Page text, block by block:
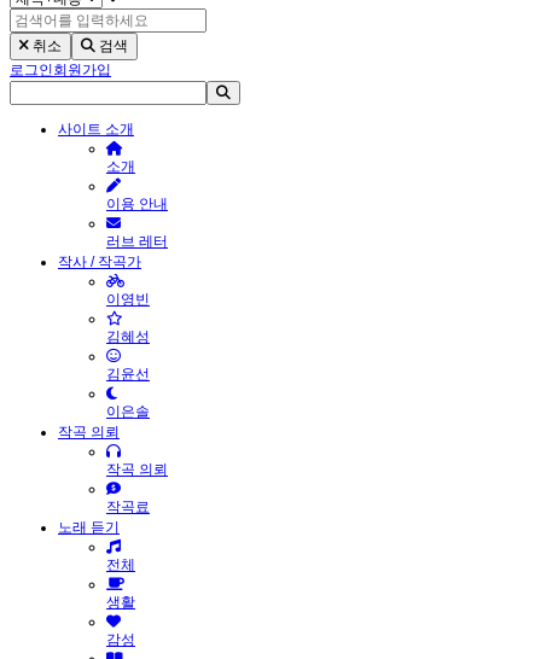
취소
검색
로그인회원가입
사이트 소개
소개
이용 안내
러브 레터
작사 / 작곡가
이영빈
김혜성
김윤선
이은솔
작곡 의뢰
작곡 의뢰
작곡료
노래 듣기
전체
생활
감성